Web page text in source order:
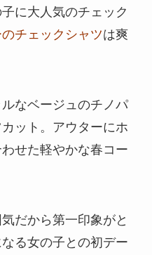
に大人気のチェック
チェックシャツは爽
なベージュのチノパ
ット。アウターにホ
せた軽やかな春コー
だから第一印象がと
る女の子との初デー